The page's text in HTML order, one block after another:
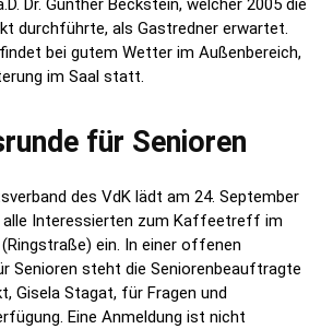
Dr. Günther Beckstein, welcher 2005 die
durchführte, als Gastredner erwartet.
bei gutem Wetter im Außenbereich,
im Saal statt.
für Senioren
des VdK lädt am 24. September
alle Interessierten zum Kaffeetreff im
ein. In einer offenen
Senioren steht die Seniorenbeauftragte
Gisela Stagat, für Fragen und
Eine Anmeldung ist nicht